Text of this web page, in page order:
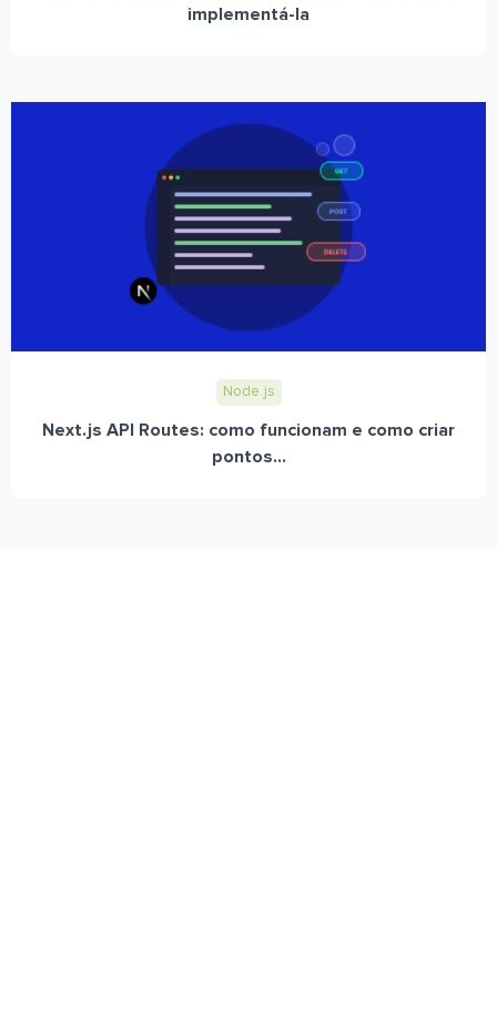
implementá-la
Node.js
Next.js API Routes: como funcionam e como criar
pontos...